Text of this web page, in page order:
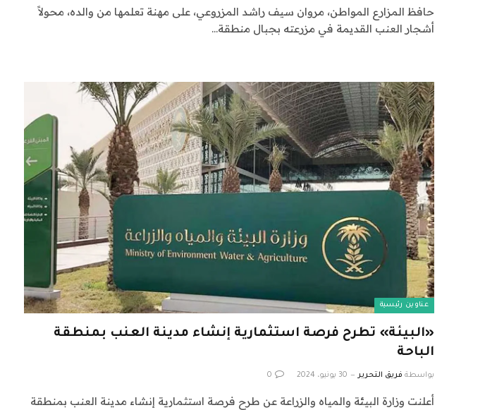
حافظ المزارع المواطن، مروان سيف راشد المزروعي، على مهنة تعلمها من والده، محولاً
أشجار العنب القديمة في مزرعته بجبال منطقة…
عناوين رئيسية
«البيئة» تطرح فرصة استثمارية إنشاء مدينة العنب بمنطقة
الباحة
بواسطة فريق التحرير 30 يونيو، 2024 0
أعلنت وزارة البيئة والمياه والزراعة عن طرح فرصة استثمارية إنشاء مدينة العنب بمنطقة